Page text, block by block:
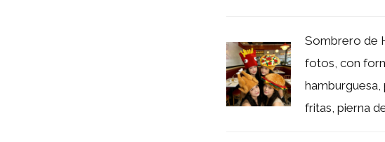
Sombrero de
fotos, con
hamburguesa,
fritas, pierna